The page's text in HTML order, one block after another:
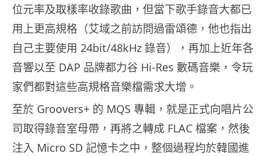
位元率及取樣率收錄歌曲，但當下歌手錄音大都已
用上更高規格（艾域之前訪問過雷頌德，他也指出
自己主要使用 24bit/48kHz 錄音），再加上近年各
音響以至 DAP 品牌都力谷 Hi-Res 數碼音樂，令玩
家們都對這些高規格音樂檔需求大增。
至於 Groovers+ 的 MQS 專輯，就是正式向唱片公
司取得錄音室母帶，再將之轉成 FLAC 檔案，然後
注入 Micro SD 記憶卡之中，整個過程均於韓國進